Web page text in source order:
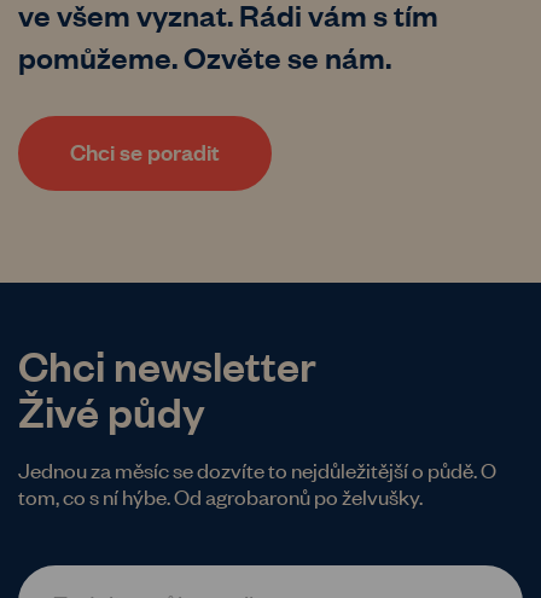
ve všem vyznat. Rádi vám s tím
pomůžeme. Ozvěte se nám.
Chci se poradit
Chci newsletter
Živé půdy
Jednou za měsíc se dozvíte to nejdůležitější o půdě. O
tom, co s ní hýbe. Od agrobaronů po želvušky.